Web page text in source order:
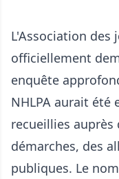
L'Association des
officiellement
enquête
NHLPA aurait été
recueillies auprès
démarches, des
publiques. Le